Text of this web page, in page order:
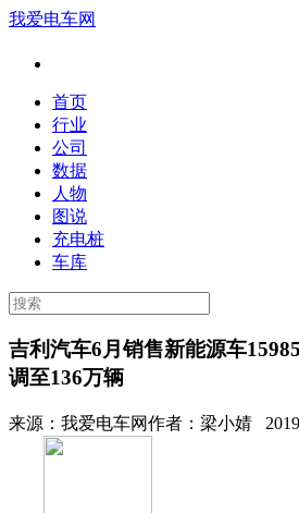
我爱电车网
首页
行业
公司
数据
人物
图说
充电桩
车库
吉利汽车6月销售新能源车
调至136万辆
来源： 我爱电车网作者： 梁小婧